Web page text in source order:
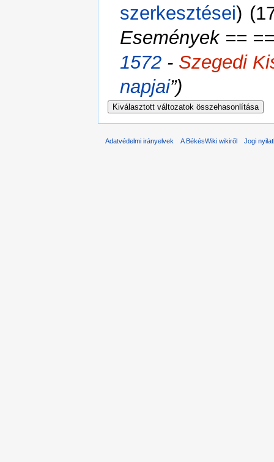
szerkesztései)
Események ==
1572 - Szegedi
napjai”)
Adatvédelmi irányelvek A BékésWiki wikiről Jogi